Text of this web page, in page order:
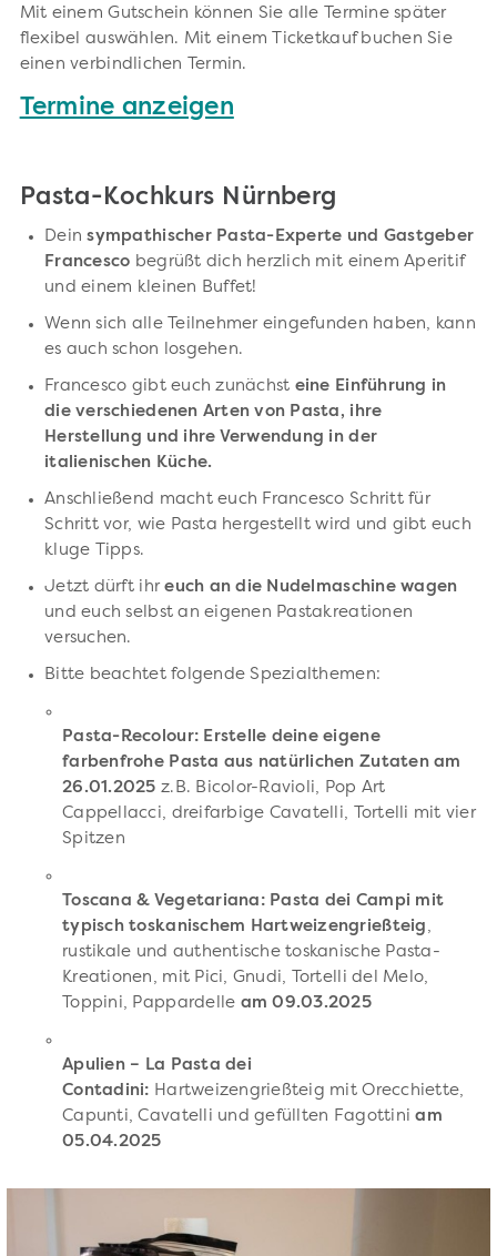
Mit einem Gutschein können Sie alle Termine später
flexibel auswählen. Mit einem Ticketkauf buchen Sie
einen verbindlichen Termin.
Termine anzeigen
Pasta-Kochkurs Nürnberg
Deinsympathischer Pasta-Experte und Gastgeber
Francesco begrüßt dich herzlich mit einem Aperitif
und einem kleinen Buffet!
Wenn sich alle Teilnehmer eingefunden haben, kann
es auch schon losgehen.
Francesco gibt euch zunächst eine Einführung in
die verschiedenen Arten von Pasta, ihre
Herstellung und ihre Verwendung in der
italienischen Küche.
Anschließend macht euch Francesco Schritt für
Schritt vor, wie Pasta hergestellt wird und gibt euch
kluge Tipps.
Jetzt dürft ihreuch an die Nudelmaschine wagen
und euch selbst an eigenen Pastakreationen
versuchen.
Bitte beachtet folgende Spezialthemen:
Pasta-Recolour: Erstelle deine eigene
farbenfrohe Pasta aus natürlichen Zutaten am
26.01.2025z.B. Bicolor-Ravioli, Pop Art
Cappellacci, dreifarbige Cavatelli, Tortelli mit vier
Spitzen
Toscana & Vegetariana: Pasta dei Campi mit
typisch toskanischem Hartweizengrießteig ,
rustikale und authentische toskanische Pasta-
Kreationen, mit Pici, Gnudi, Tortelli del Melo,
Toppini, Pappardelle am 09.03.2025
Apulien – La Pasta dei
Contadini: Hartweizengrießteig mit Orecchiette,
Capunti, Cavatelli und gefüllten Fagottiniam
05.04.2025